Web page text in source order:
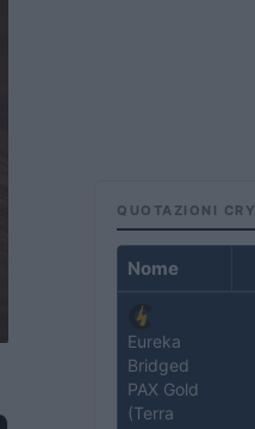
QUOTAZIONI
Nome
Eureka
Bridged
PAX Gold
(Terra